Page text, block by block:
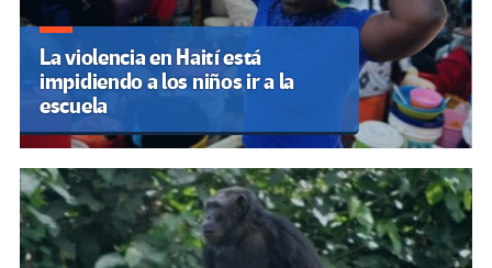
La violencia en Haití está
impidiendo a los niños ir a la
escuela